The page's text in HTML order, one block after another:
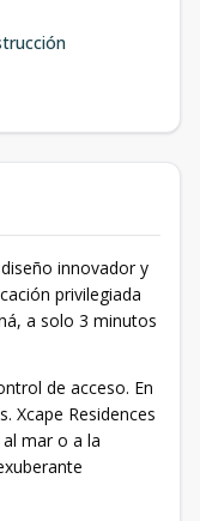
innovador y
privilegiada
a solo 3 minutos
de acceso. En
Xcape Residences
mar o a la